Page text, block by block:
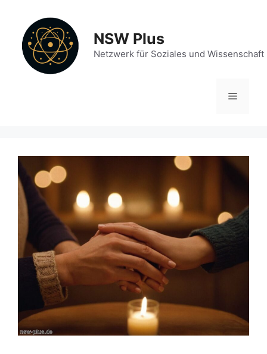
springen
NSW Plus
Netzwerk für Soziales und Wissenschaft
Menü